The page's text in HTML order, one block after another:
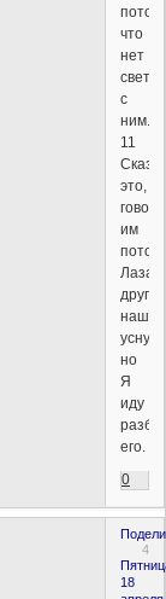
что
нет
света
с
ним.
11
это,
им
потом:
друг
наш,
уснул;
но
Я
иду
его.
0
4
18